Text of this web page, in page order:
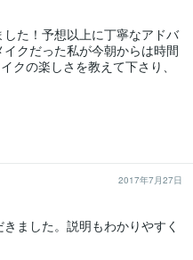
た！予想以上に丁寧なアドバ
クだった私が今朝からは時間
クの楽しさを教えて下さり、
2017年7月27日
ました。説明もわかりやすく